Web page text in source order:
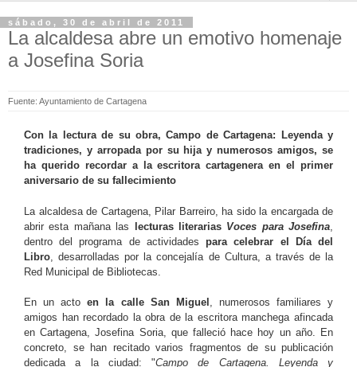
sábado, 30 de abril de 2011
La alcaldesa abre un emotivo homenaje
a Josefina Soria
Fuente: Ayuntamiento de Cartagena
Con la lectura de su obra, Campo de Cartagena: Leyenda y
tradiciones, y arropada por su hija y numerosos amigos, se
ha querido recordar a la escritora cartagenera en el primer
aniversario de su fallecimiento
La alcaldesa de Cartagena, Pilar Barreiro, ha sido la encargada de
abrir esta mañana las lecturas literarias Voces para Josefina
dentro del programa de actividadespara celebrar el Día del
Libro , desarrolladas por la concejalía de Cultura, a través de la
Red Municipal de Bibliotecas.
En un actoen la calle San Miguel , numerosos familiares y
amigos han recordado la obra de la escritora manchega afincada
en Cartagena, Josefina Soria, que falleció hace hoy un año. En
concreto, se han recitado varios fragmentos de su publicación
dedicada a la ciudad: "Campo de Cartagena. Leyenda y